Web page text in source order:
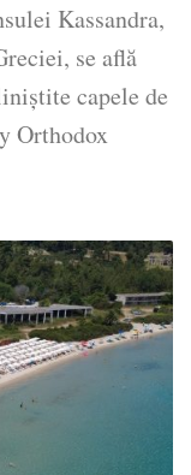
Kassandra,
se află
capele de
Orthodox